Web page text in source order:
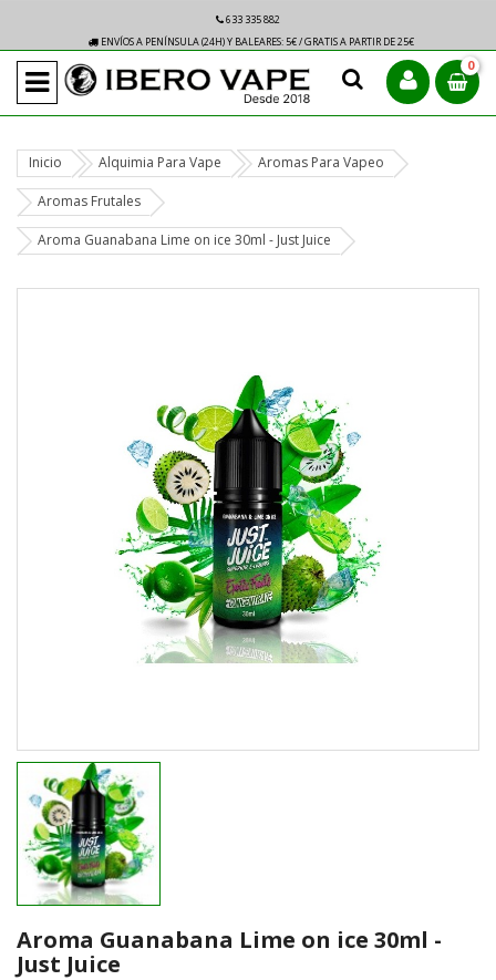
633 335 882
ENVÍOS A PENÍNSULA (24H) Y BALEARES: 5€ / GRATIS A PARTIR DE 25€
0
Inicio Alquimia Para Vape Aromas Para Vapeo
Aromas Frutales
Aroma Guanabana Lime on ice 30ml - Just Juice
Aroma Guanabana Lime on ice 30ml -
Just Juice